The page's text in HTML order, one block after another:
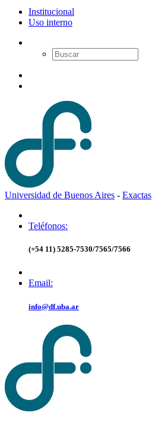
Institucional
Uso interno
Universidad de Buenos Aires - Exactas
Teléfonos:
(+54 11) 5285-7530/7565/7566
Email:
info@df.uba.ar